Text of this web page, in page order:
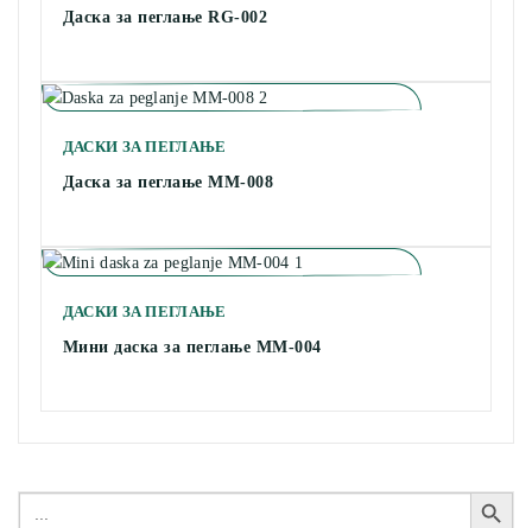
Даска за пеглање RG-002
ДАСКИ ЗА ПЕГЛАЊЕ
Даска за пеглање MM-008
ДАСКИ ЗА ПЕГЛАЊЕ
Мини даска за пеглање MM-004
Search
for:
Search Button